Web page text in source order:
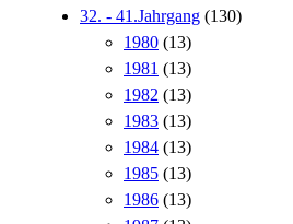
32. - 41.Jahrgang (130)
1980 (13)
1981 (13)
1982 (13)
1983 (13)
1984 (13)
1985 (13)
1986 (13)